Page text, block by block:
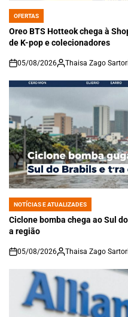
POSTED
IN
OFERTAS
Oreo BTS Hotteok chega à
de K-pop e colecionadores
on
05/08/2026 Thaisa Zago Sartori
POSTED
IN
NOTÍCIAS E ATUALIZADES
Ciclone bomba chega ao Sul
a região
on
05/08/2026 Thaisa Zago Sartori